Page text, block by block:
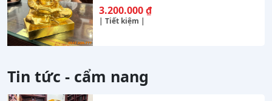
3.200.000₫
| Tiết kiệm |
Tin tức - cẩm nang